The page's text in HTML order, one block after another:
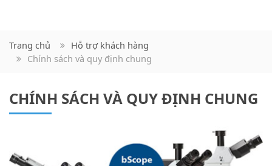
Trang chủ
Hỗ trợ khách hàng
Chính sách và quy định chung
CHÍNH SÁCH VÀ QUY ĐỊNH CHUNG